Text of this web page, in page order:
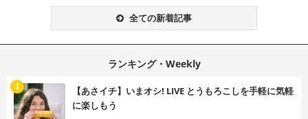
全ての新着記事
ランキング・Weekly
【あさイチ】いまオシ! LIVE とうもろこしを手軽に気軽
に楽しもう
1